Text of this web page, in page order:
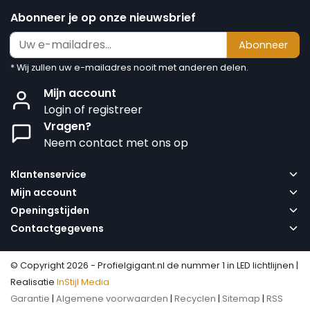
Abonneer je op onze nieuwsbrief
Abonneer
* Wij zullen uw e-mailadres nooit met anderen delen.
Mijn account
Login of registreer
Vragen?
Neem contact met ons op
Klantenservice
Mijn account
Openingstijden
Contactgegevens
© Copyright 2026 - Profielgigant.nl de nummer 1 in LED lichtlijnen |
Realisatie InStijl Media
Garantie | Algemene voorwaarden | Recyclen | Sitemap | RSS